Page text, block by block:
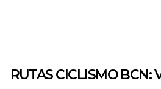
RUTAS CICLISMO BCN: